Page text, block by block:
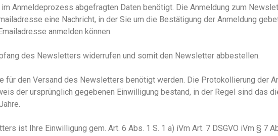
Anmeldeprozess abgefragten Daten benötigt. Die Anmeldung zum
eine Nachricht, in der Sie um die Bestätigung der Anmeldung
anmelden können.
des Newsletters widerrufen und somit den Newsletter abbestellen.
für den Versand des Newsletters benötigt werden. Die Protokollierung der
der ursprünglich gegebenen Einwilligung bestand, in der Regel sind das
ist Ihre Einwilligung gem. Art. 6 Abs. 1 S. 1 a) iVm Art. 7 DSGVO iVm § 7